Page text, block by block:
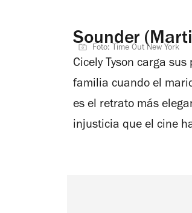
Sounder
Foto: Time Out New York
Cicely Tyson carga
familia cuando el
es el retrato más
injusticia que el cine